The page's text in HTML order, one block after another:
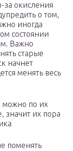
за окисления
о том,
иногда
состоянии
Важно
старые
начнет
менять весь
можно по их
значит их пора
поменять